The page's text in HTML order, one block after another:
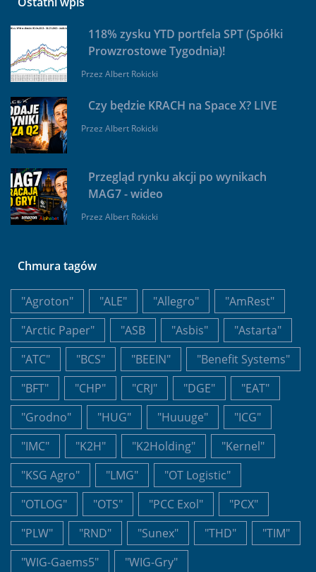
118% zysku YTD portfela SPT (Spółki
Prowzrostowe Tygodnia)!
Przez Albert Rokicki
Czy będzie KRACH na Space X? LIVE
Przez Albert Rokicki
Przegląd rynku akcji po wynikach
MAG7 - wideo
Przez Albert Rokicki
Chmura tagów
"Agroton" "ALE" "Allegro"
"AmRest"
"Arctic Paper"
"ASB "Asbis"
"Astarta"
"ATC"
"BCS" "BEEIN"
"Benefit Systems"
"BFT"
"CHP" "CRJ" "DGE"
"EAT"
"Grodno"
"HUG" "Huuuge"
"ICG"
"IMC"
"K2H" "K2Holding"
"Kernel"
"KSG Agro"
"LMG"
"OT Logistic"
"OTLOG"
"OTS" "PCC Exol"
"PCX"
"PLW"
"RND" "Sunex" "THD"
"TIM"
"WIG-Gaems5"
"WIG-Gry"